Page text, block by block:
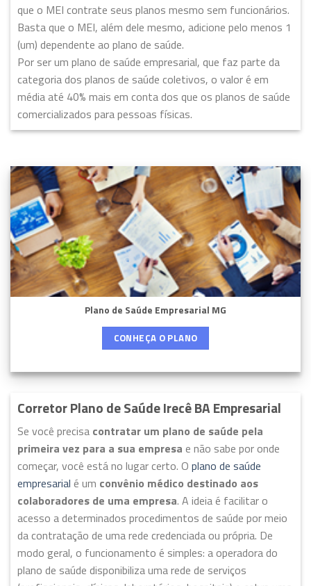
que o MEI contrate seus planos mesmo sem funcionários.
Basta que o MEI, além dele mesmo, adicione pelo menos 1
(um) dependente ao plano de saúde.
Por ser um plano de saúde empresarial, que faz parte da
categoria dos planos de saúde coletivos, o valor é em
média até 40% mais em conta dos que os planos de saúde
comercializados para pessoas físicas.
Plano de Saúde Empresarial MG
CONHEÇA O PLANO
Corretor Plano de Saúde Irecê BA Empresarial
Se você precisa contratar um plano de saúde pela
primeira vez para a sua empresa e não sabe por onde
começar, você está no lugar certo. O plano de saúde
empresarial é um convênio médico destinado aos
colaboradores de uma empresa. A ideia é facilitar o
acesso a determinados procedimentos de saúde por meio
da contratação de uma rede credenciada ou própria. De
modo geral, o funcionamento é simples: a operadora do
plano de saúde disponibiliza uma rede de serviços